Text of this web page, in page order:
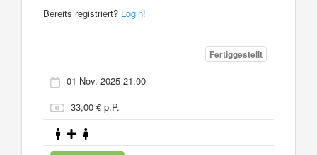
Bereits registriert? Login!
Fertiggestellt
01 Nov. 2025 21:00
33,00 € p.P.